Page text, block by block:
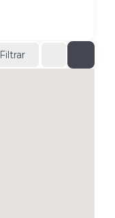
Filtrar